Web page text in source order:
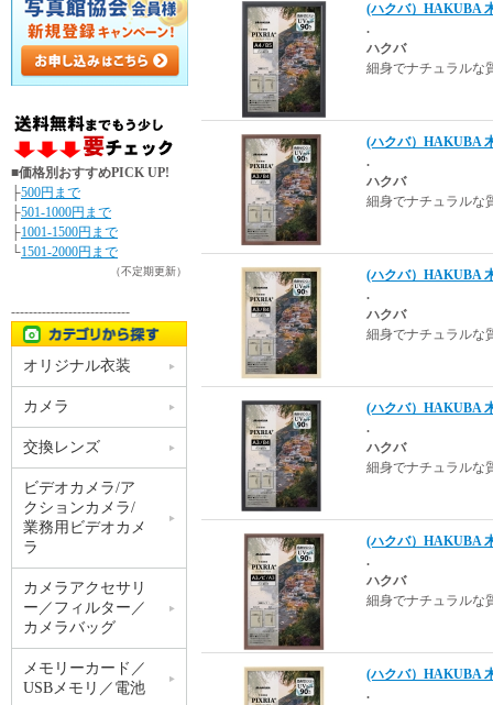
(ハクバ）HAKUBA
.
ハクバ
細身でナチュラルな
(ハクバ）HAKUBA
.
ハクバ
細身でナチュラルな
(ハクバ）HAKUBA
.
ハクバ
細身でナチュラルな
(ハクバ）HAKUBA
.
ハクバ
細身でナチュラルな
(ハクバ）HAKUBA
.
ハクバ
細身でナチュラルな
(ハクバ）HAKUBA
.
■価格別おすすめPICK UP!
├500円まで
├501-1000円まで
├1001-1500円まで
└1501-2000円まで
（不定期更新）
---------------------------
オリジナル衣装
カメラ
交換レンズ
ビデオカメラ/ア
クションカメラ/
業務用ビデオカメ
ラ
カメラアクセサリ
ー／フィルター／
カメラバッグ
メモリーカード／
USBメモリ／電池